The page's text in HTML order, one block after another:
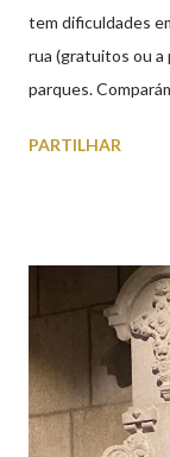
tem dificuldades
rua (gratuitos ou a
parques.
subterrâneos)
subterrâneos. O
2ª a 5ª feira a
PARTILHAR